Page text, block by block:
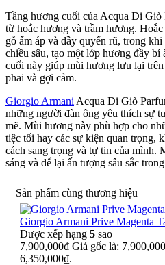
Tầng hương cuối của Acqua Di Giò
từ hoắc hương và trầm hương.
gỗ ấm áp và đầy quyến rũ, trong
chiều sâu, tạo một lớp hương đầy bí
cuối này giúp mùi hương lưu lại
phai và gợi cảm.
Giorgio Armani Acqua Di Giò
những người đàn ông yêu thích sự
mẽ. Mùi hương này phù hợp cho
tiệc tối hay các sự kiện quan trọng,
cách sang trọng và tự tin của mình.
sáng và để lại ấn tượng sâu sắc
Sản phẩm cùng thương hiệu
Giorgio Armani Prive Magenta
Được xếp hạng 5 sao
7,900,000₫ Giá gốc là:
6,350,000₫.